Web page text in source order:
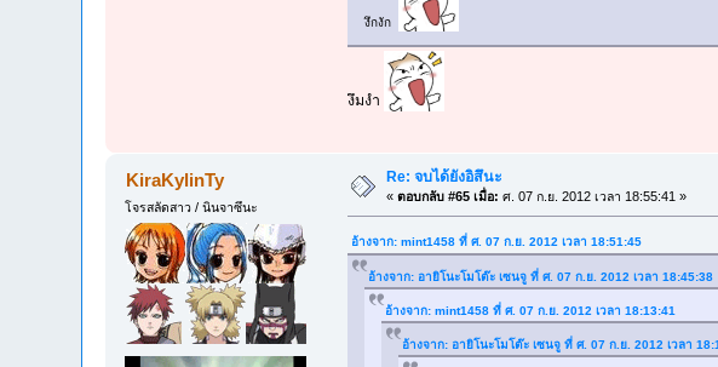
งึกงัก
งึมงำ
KiraKylinTy
โจรสลัดสาว / นินจาซึนะ
Re: จบได้ยังอิสึนะ
«ตอบกลับ #65 เมื่อ: ศ. 07 ก.ย. 2012 เวลา 18:55:41 »
อ้างจาก: mint1458 ที่ ศ. 07 ก.ย. 2012 เวลา 18:51:45
อ้างจาก: อายิโนะโมโต๊ะ เซนจู ที่ ศ. 07 ก.ย. 2012 เวลา 18:45:38
อ้างจาก: mint1458 ที่ ศ. 07 ก.ย. 2012 เวลา 18:13:41
อ้างจาก: อายิโนะโมโต๊ะ เซนจู ที่ ศ. 07 ก.ย. 2012 เวลา